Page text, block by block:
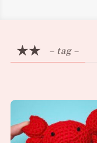
★★ – tag –